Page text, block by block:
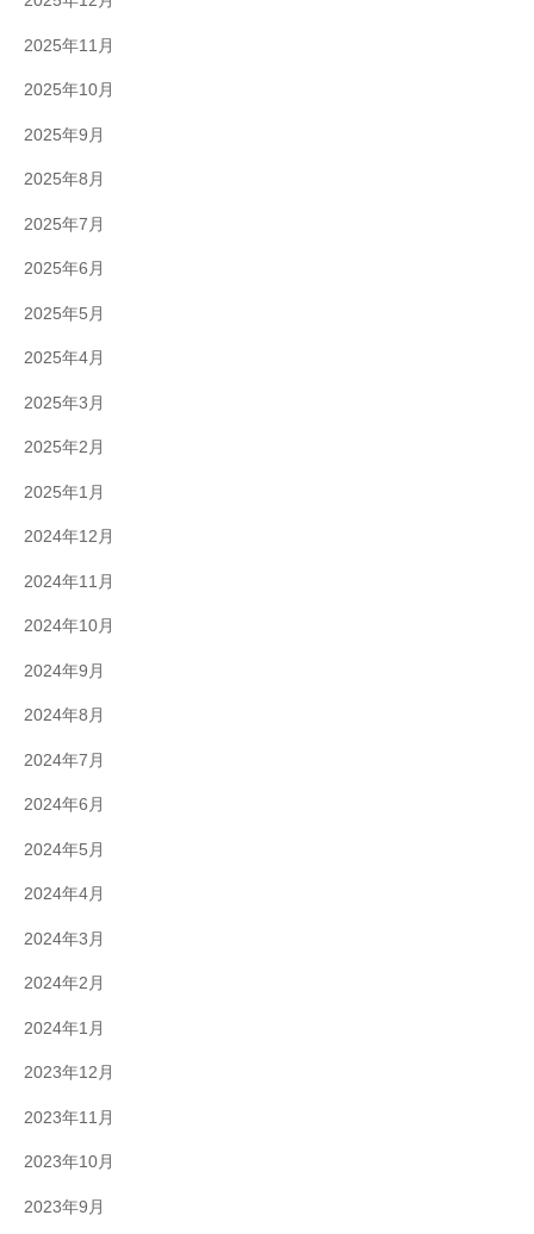
2025年11月
2025年10月
2025年9月
2025年8月
2025年7月
2025年6月
2025年5月
2025年4月
2025年3月
2025年2月
2025年1月
2024年12月
2024年11月
2024年10月
2024年9月
2024年8月
2024年7月
2024年6月
2024年5月
2024年4月
2024年3月
2024年2月
2024年1月
2023年12月
2023年11月
2023年10月
2023年9月